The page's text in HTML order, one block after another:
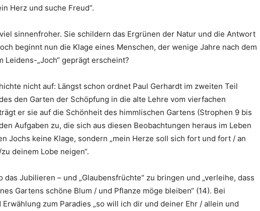
Herz und suche Freud“.
sinnenfroher. Sie schildern das Ergrünen der Natur und die Antwort
beginnt nun die Klage eines Menschen, der wenige Jahre nach dem
Leidens-„Joch“ geprägt erscheint?
nicht auf: Längst schon ordnet Paul Gerhardt im zweiten Teil
den Garten der Schöpfung in die alte Lehre vom vierfachen
er sie auf die Schönheit des himmlischen Gartens (Strophen 9 bis
Aufgaben zu, die sich aus diesen Beobachtungen heraus im Leben
Jochs keine Klage, sondern „mein Herze soll sich fort und fort / an
deinem Lobe neigen“.
das Jubilieren – und „Glaubensfrüchte“ zu bringen und „verleihe, dass
Gartens schöne Blum / und Pflanze möge bleiben“ (14). Bei
zum Paradies „so will ich dir und deiner Ehr / allein und